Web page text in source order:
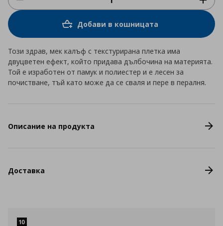
Добави в кошницата
Този здрав, мек калъф с текстурирана плетка има
двуцветен ефект, който придава дълбочина на материята.
Той е изработен от памук и полиестер и е лесен за
почистване, тъй като може да се сваля и пере в пералня.
Описание на продукта
Доставка